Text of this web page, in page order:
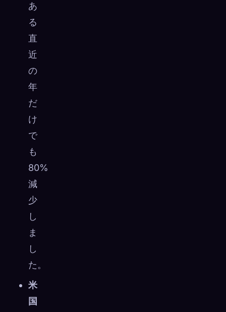
あ
る
直
近
の
年
だ
け
で
も
80%
減
少
し
ま
し
た。
米
国